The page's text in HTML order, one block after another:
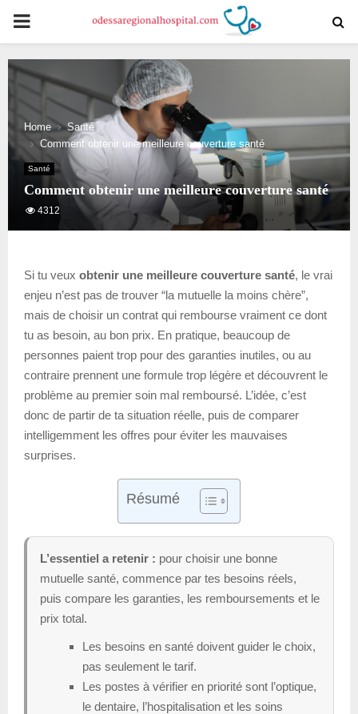
PRIMARY
MENU
Home
Santé
Comment obtenir une meilleure couverture santé
Santé
Comment obtenir une meilleure couverture santé
4312
Si tu veux obtenir une meilleure couverture santé, le vrai
enjeu n’est pas de trouver “la mutuelle la moins chère”,
mais de choisir un contrat qui rembourse vraiment ce dont
tu as besoin, au bon prix. En pratique, beaucoup de
personnes paient trop pour des garanties inutiles, ou au
contraire prennent une formule trop légère et découvrent le
problème au premier soin mal remboursé. L’idée, c’est
donc de partir de ta situation réelle, puis de comparer
intelligemment les offres pour éviter les mauvaises
surprises.
Résumé
L’essentiel a retenir : pour choisir une bonne
mutuelle santé, commence par tes besoins réels,
puis compare les garanties, les remboursements et le
prix total.
Les besoins en santé doivent guider le choix,
pas seulement le tarif.
Les postes à vérifier en priorité sont l’optique,
le dentaire, l’hospitalisation et les soins